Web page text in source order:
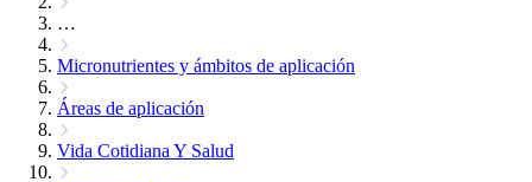
…
Micronutrientes y ámbitos de aplicación
Áreas de aplicación
Vida Cotidiana Y Salud